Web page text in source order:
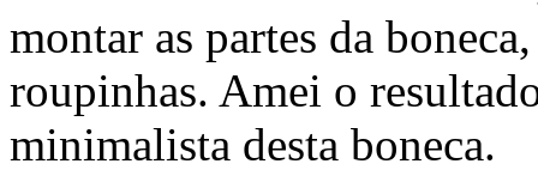
montar as partes da
roupinhas. Amei o
minimalista desta boneca.